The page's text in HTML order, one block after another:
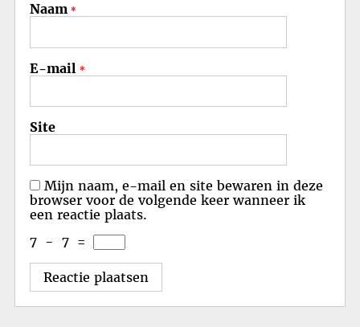
Naam *
E-mail *
Site
Mijn naam, e-mail en site bewaren in deze
browser voor de volgende keer wanneer ik
een reactie plaats.
7 − 7 =